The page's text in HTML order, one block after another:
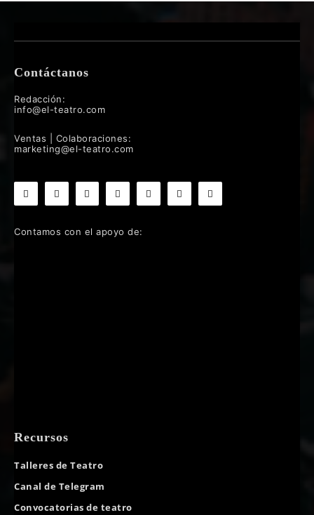
Contáctanos
Redacción:
info@el-teatro.com
Ventas | Colaboraciones:
marketing@el-teatro.com
Contamos con el apoyo de:
Recursos
Talleres de Teatro
Canal de Telegram
Convocatorias de teatro